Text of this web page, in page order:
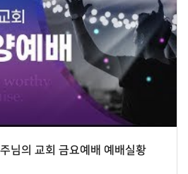
의 교회 금요예배 예배실황